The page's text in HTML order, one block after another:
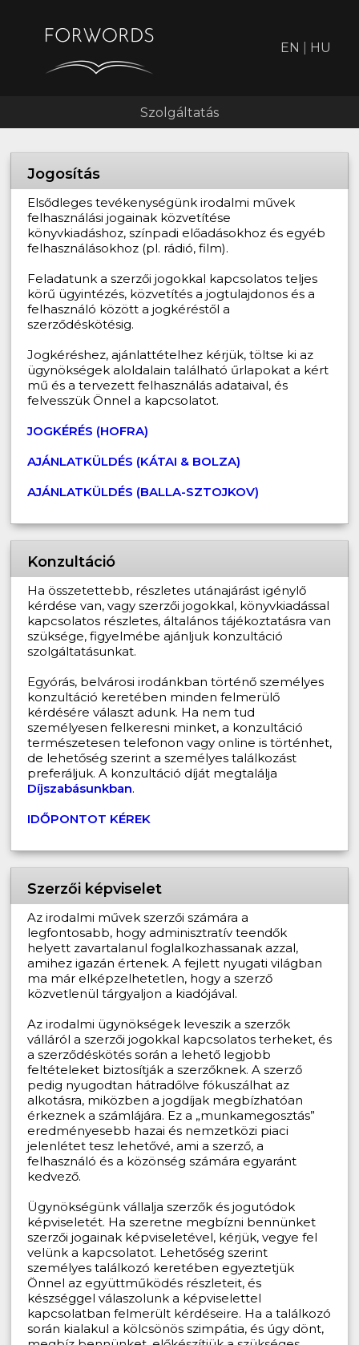
Szolgáltatás
EN HU
Jogosítás
Elsődleges tevékenységünk irodalmi művek
felhasználási jogainak közvetítése
könyvkiadáshoz, színpadi előadásokhoz és egyéb
felhasználásokhoz (pl. rádió, film).
Feladatunk a szerzői jogokkal kapcsolatos teljes
körű ügyintézés, közvetítés a jogtulajdonos és a
felhasználó között a jogkéréstől a
szerződéskötésig.
Jogkéréshez, ajánlattételhez kérjük, töltse ki az
ügynökségek aloldalain található űrlapokat a kért
mű és a tervezett felhasználás adataival, és
felvesszük Önnel a kapcsolatot.
JOGKÉRÉS (HOFRA)
AJÁNLATKÜLDÉS (KÁTAI & BOLZA)
AJÁNLATKÜLDÉS (BALLA-SZTOJKOV)
Konzultáció
Ha összetettebb, részletes utánajárást igénylő
kérdése van, vagy szerzői jogokkal, könyvkiadással
kapcsolatos részletes, általános tájékoztatásra van
szüksége, figyelmébe ajánljuk konzultáció
szolgáltatásunkat.
Egyórás, belvárosi irodánkban történő személyes
konzultáció keretében minden felmerülő
kérdésére választ adunk. Ha nem tud
személyesen felkeresni minket, a konzultáció
természetesen telefonon vagy online is történhet,
de lehetőség szerint a személyes találkozást
preferáljuk. A konzultáció díját megtalálja
Díjszabásunkban.
IDŐPONTOT KÉREK
Szerzői képviselet
Az irodalmi művek szerzői számára a
legfontosabb, hogy adminisztratív teendők
helyett zavartalanul foglalkozhassanak azzal,
amihez igazán értenek. A fejlett nyugati világban
ma már elképzelhetetlen, hogy a szerző
közvetlenül tárgyaljon a kiadójával.
Az irodalmi ügynökségek leveszik a szerzők
válláról a szerzői jogokkal kapcsolatos terheket, és
a szerződéskötés során a lehető legjobb
feltételeket biztosítják a szerzőknek. A szerző
pedig nyugodtan hátradőlve fókuszálhat az
alkotásra, miközben a jogdíjak megbízhatóan
érkeznek a számlájára. Ez a „munkamegosztás”
eredményesebb hazai és nemzetközi piaci
jelenlétet tesz lehetővé, ami a szerző, a
felhasználó és a közönség számára egyaránt
kedvező.
Ügynökségünk vállalja szerzők és jogutódok
képviseletét. Ha szeretne megbízni bennünket
szerzői jogainak képviseletével, kérjük, vegye fel
velünk a kapcsolatot. Lehetőség szerint
személyes találkozó keretében egyeztetjük
Önnel az együttműködés részleteit, és
készséggel válaszolunk a képviselettel
kapcsolatban felmerült kérdéseire. Ha a találkozó
során kialakul a kölcsönös szimpátia, és úgy dönt,